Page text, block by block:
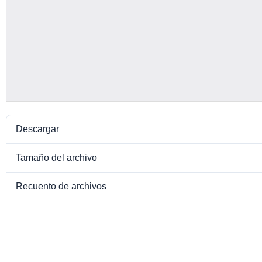
Descargar
Tamaño del archivo
Recuento de archivos